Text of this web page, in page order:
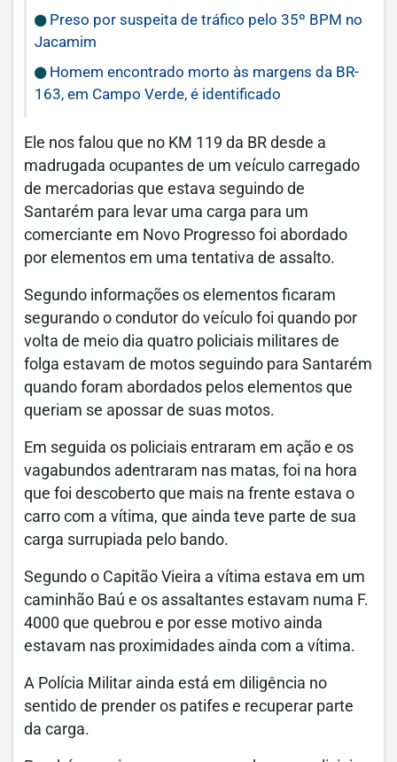
Preso por suspeita de tráfico pelo 35º BPM no
Jacamim
Homem encontrado morto às margens da BR-
163, em Campo Verde, é identificado
Ele nos falou que no KM 119 da BR desde a
madrugada ocupantes de um veículo carregado
de mercadorias que estava seguindo de
Santarém para levar uma carga para um
comerciante em Novo Progresso foi abordado
por elementos em uma tentativa de assalto.
Segundo informações os elementos ficaram
segurando o condutor do veículo foi quando por
volta de meio dia quatro policiais militares de
folga estavam de motos seguindo para Santarém
quando foram abordados pelos elementos que
queriam se apossar de suas motos.
Em seguida os policiais entraram em ação e os
vagabundos adentraram nas matas, foi na hora
que foi descoberto que mais na frente estava o
carro com a vítima, que ainda teve parte de sua
carga surrupiada pelo bando.
Segundo o Capitão Vieira a vítima estava em um
caminhão Baú e os assaltantes estavam numa F.
4000 que quebrou e por esse motivo ainda
estavam nas proximidades ainda com a vítima.
A Polícia Militar ainda está em diligência no
sentido de prender os patifes e recuperar parte
da carga.